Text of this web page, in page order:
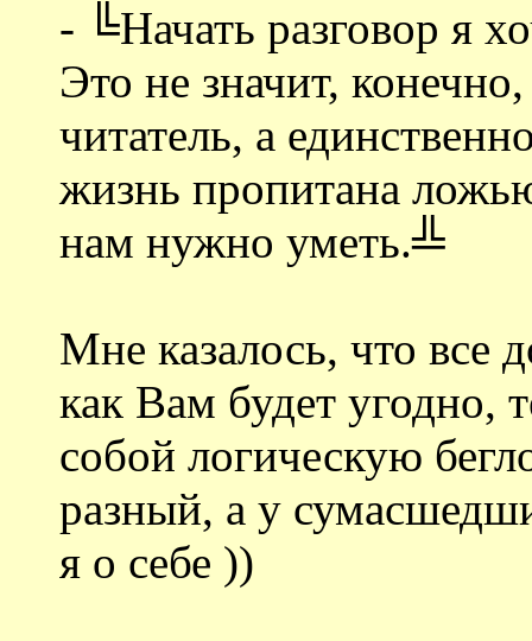
- ╚Начать разговор я
Это не значит,
читатель, а
жизнь пропитана
нам нужно уметь.╩
Мне казалось, что все
как Вам будет угодно,
собой логическую
разный, а у
я о себе ))